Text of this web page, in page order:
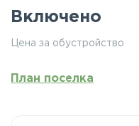
Включено
Цена за обустройство
План поселка